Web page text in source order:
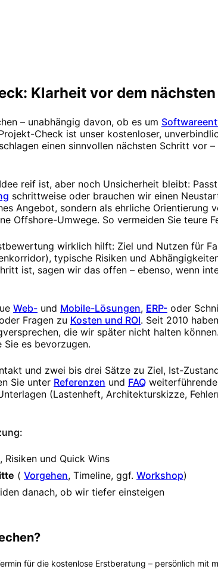
Klarheit vor dem
– unabhängig davon, ob es um
Check ist unser kostenloser,
einen sinnvollen nächsten Schritt vor
reif ist, aber noch Unsicherheit bleibt:
schrittweise oder brauchen wir einen
Angebot, sondern als ehrliche Orientierung
Offshore-Umwege. So vermeiden Sie teure
wirklich hilft: Ziel und Nutzen für
typische Risiken und
ist, sagen wir das offen – ebenso, wenn
Web- und Mobile-Lösungen, ERP- oder
Fragen zu Kosten und ROI. Seit 2010
die wir später nicht halten
es bevorzugen.
und zwei bis drei Sätze zu Ziel, Ist-
Sie unter Referenzen und FAQ
(Lastenheft, Architekturskizze,
Risiken und Quick Wins
( Vorgehen, Timeline, ggf. Workshop)
danach, ob wir tiefer einsteigen
für die kostenlose Erstberatung – persönlich mit